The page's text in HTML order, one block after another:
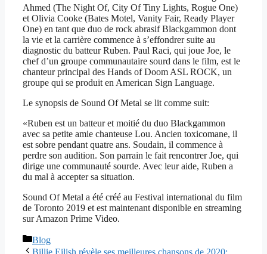
Ahmed (The Night Of, City Of Tiny Lights, Rogue One)
et Olivia Cooke (Bates Motel, Vanity Fair, Ready Player
One) en tant que duo de rock abrasif Blackgammon dont
la vie et la carrière commence à s’effondrer suite au
diagnostic du batteur Ruben. Paul Raci, qui joue Joe, le
chef d’un groupe communautaire sourd dans le film, est le
chanteur principal des Hands of Doom ASL ROCK, un
groupe qui se produit en American Sign Language.
Le synopsis de Sound Of Metal se lit comme suit:
«Ruben est un batteur et moitié du duo Blackgammon
avec sa petite amie chanteuse Lou. Ancien toxicomane, il
est sobre pendant quatre ans. Soudain, il commence à
perdre son audition. Son parrain le fait rencontrer Joe, qui
dirige une communauté sourde. Avec leur aide, Ruben a
du mal à accepter sa situation.
Sound Of Metal a été créé au Festival international du film
de Toronto 2019 et est maintenant disponible en streaming
sur Amazon Prime Video.
Catégories
Blog